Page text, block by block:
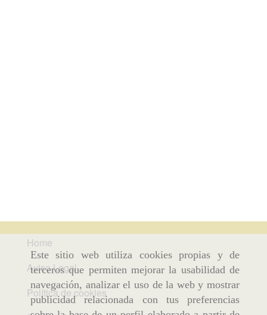
Este sitio web utiliza cookies propias y de
terceros que permiten mejorar la usabilidad de
navegación, analizar el uso de la web y mostrar
publicidad relacionada con tus preferencias
Home
Aviso Legal
Política de cookies